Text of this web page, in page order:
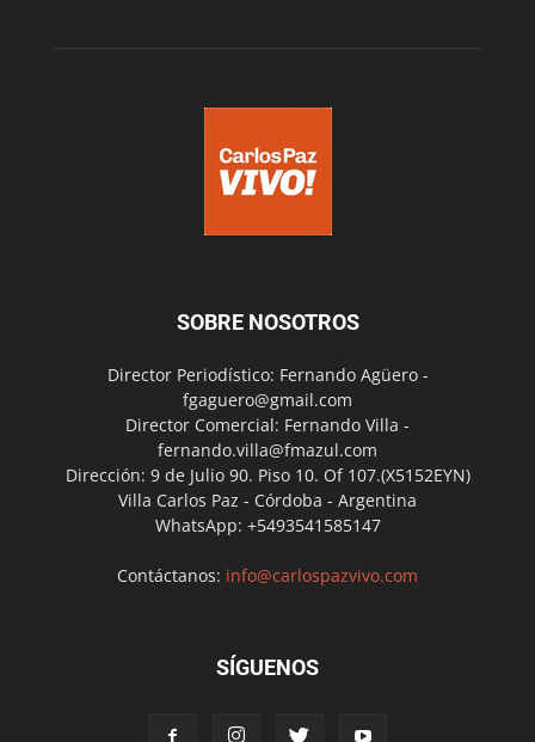
SOBRE NOSOTROS
Director Periodístico: Fernando Agüero -
fgaguero@gmail.com
Director Comercial: Fernando Villa -
fernando.villa@fmazul.com
Dirección: 9 de Julio 90. Piso 10. Of 107.(X5152EYN)
Villa Carlos Paz - Córdoba - Argentina
WhatsApp: +5493541585147
Contáctanos: info@carlospazvivo.com
SÍGUENOS